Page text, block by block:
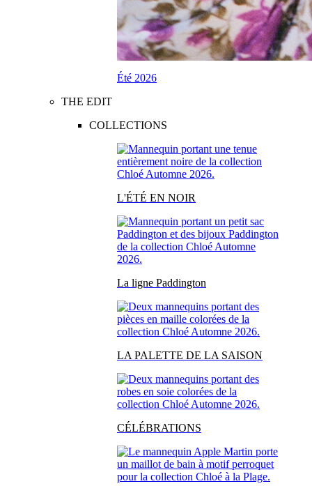
Été 2026
THE EDIT
COLLECTIONS
L'ÉTÉ EN NOIR
La ligne Paddington
LA PALETTE DE LA SAISON
CÉLÉBRATIONS